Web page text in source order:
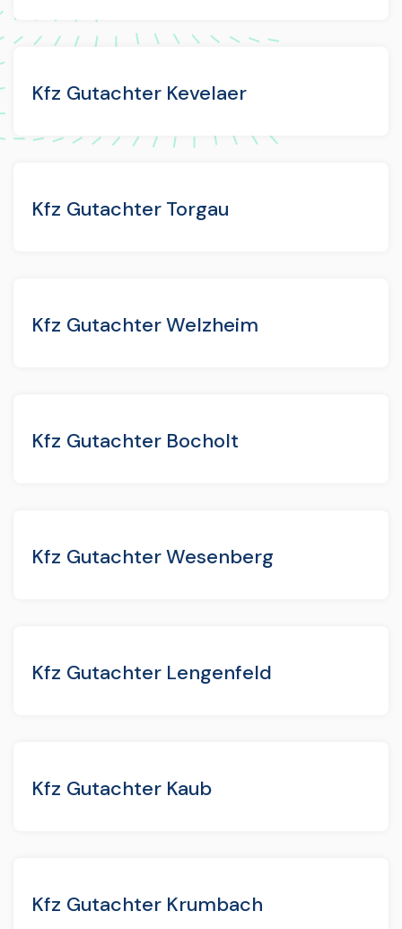
Kfz Gutachter Kevelaer
Kfz Gutachter Torgau
Kfz Gutachter Welzheim
Kfz Gutachter Bocholt
Kfz Gutachter Wesenberg
Kfz Gutachter Lengenfeld
Kfz Gutachter Kaub
Kfz Gutachter Krumbach